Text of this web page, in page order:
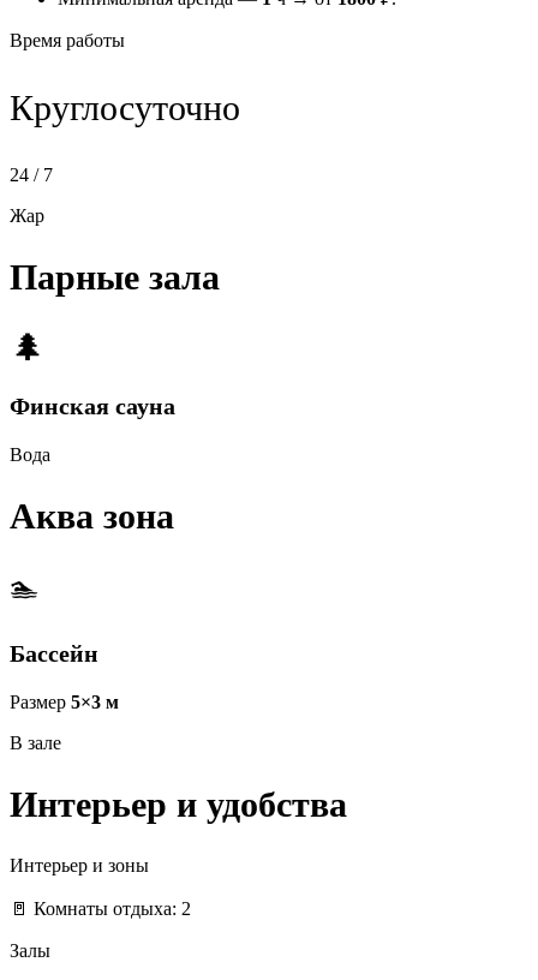
Время работы
Круглосуточно
24 / 7
Жар
Парные зала
🌲
Финская сауна
Вода
Аква зона
🏊
Бассейн
Размер 5×3 м
В зале
Интерьер и удобства
Интерьер и зоны
🚪 Комнаты отдыха: 2
Залы